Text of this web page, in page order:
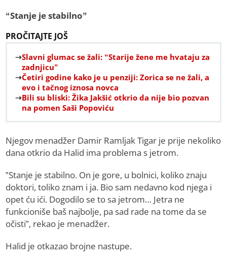
“Stanje je stabilno”
PROČITAJTE JOŠ
Slavni glumac se žali: “Starije žene me hvataju za
zadnjicu”
Četiri godine kako je u penziji: Zorica se ne žali, a
evo i tačnog iznosa novca
Bili su bliski: Žika Jakšić otkrio da nije bio pozvan
na pomen Saši Popoviću
Njegov menadžer Damir Ramljak Tigar je prije nekoliko
dana otkrio da Halid ima problema s jetrom.
”Stanje je stabilno. On je gore, u bolnici, koliko znaju
doktori, toliko znam i ja. Bio sam nedavno kod njega i
opet ću ići. Dogodilo se to sa jetrom… Jetra ne
funkcioniše baš najbolje, pa sad rade na tome da se
očisti”, rekao je menadžer.
Halid je otkazao brojne nastupe.